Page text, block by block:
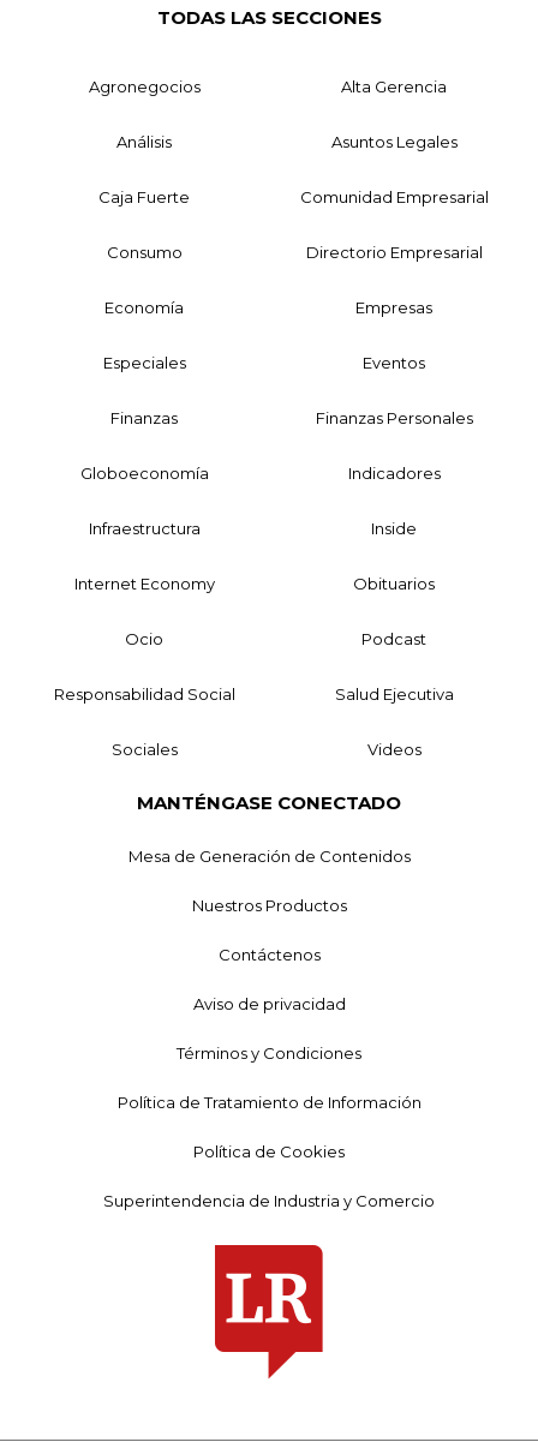
TODAS LAS SECCIONES
Agronegocios Alta Gerencia
Análisis Asuntos Legales
Caja Fuerte Comunidad Empresarial
Consumo Directorio Empresarial
Economía Empresas
Especiales Eventos
Finanzas Finanzas Personales
Globoeconomía Indicadores
Infraestructura Inside
Internet Economy Obituarios
Ocio Podcast
Responsabilidad Social Salud Ejecutiva
Sociales Videos
MANTÉNGASE CONECTADO
Mesa de Generación de Contenidos
Nuestros Productos
Contáctenos
Aviso de privacidad
Términos y Condiciones
Política de Tratamiento de Información
Política de Cookies
Superintendencia de Industria y Comercio